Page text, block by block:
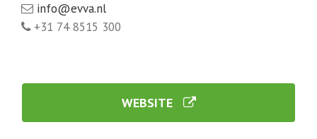
info@evva.nl
+31 74 8515 300
WEBSITE